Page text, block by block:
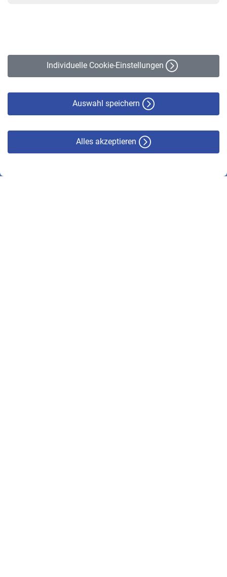
Individuelle Cookie-Einstellungen
Auswahl speichern
Alles akzeptieren
Erklärung zur Barrierefreiheit
© VBL 2026